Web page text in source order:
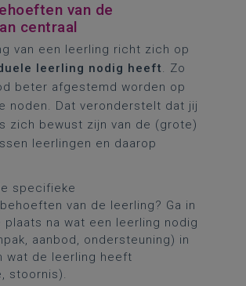
van de
centraal
van een leerling richt zich op
leerling nodig heeft. Zo
beter afgestemd worden op
noden. Dat veronderstelt dat jij
zich bewust zijn van de (grote)
leerlingen en daarop
specifieke
van de leerling? Ga in
plaats na wat een leerling nodig
aanbod, ondersteuning) in
wat de leerling heeft
stoornis).